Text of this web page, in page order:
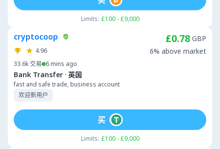
Limits: £100 - £9,000
cryptocoop
4.96
33.6k交易 6 mins ago
Bank Transfer · 英国
fast and safe trade, business account
欢迎新用户
£0.78 GBP
6% above market
Limits: £100 - £9,000
买